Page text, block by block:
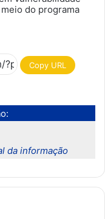
do programa
Copy URL
da informação